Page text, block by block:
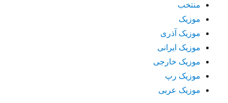
منتخب
موزیک
موزیک آذری
موزیک ایرانی
موزیک خارجی
موزیک رپ
موزیک عربی